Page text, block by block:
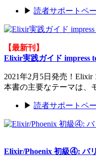
▶ 読者サポートペ
【最新刊】
Elixir実践ガイド impress
2021年2月5日発売！Elixir
本書の主要なテーマは、
▶ 読者サポートペ
Elixir/Phoenix 初級④: バ